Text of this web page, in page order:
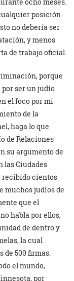
ocho meses.
posición
no debería ser
y menos
de trabajo oficial.
porque
por ser un judío
el foco por mi
de la
haga lo que
de Relaciones
su argumento de
las Ciudades
recibido cientos
muchos judíos de
que el
habla por ellos,
de dentro y
la cual
de 500 firmas.
el mundo,
por